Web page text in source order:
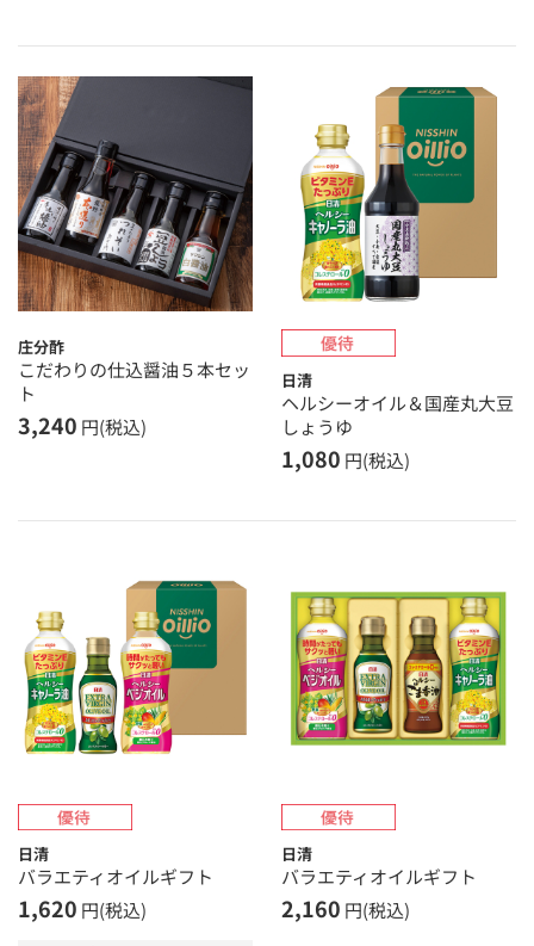
庄分酢
こだわりの仕込醤油５本セッ
ト
3,240 円(税込)
日清
ヘルシーオイル＆国産丸大豆
しょうゆ
1,080 円(税込)
日清
バラエティオイルギフト
1,620 円(税込)
日清
バラエティオイルギフト
2,160 円(税込)